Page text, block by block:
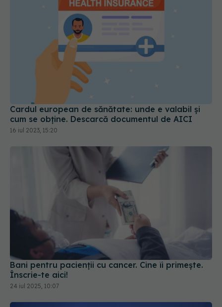
Cardul european de sănătate: unde e valabil și
cum se obține. Descarcă documentul de AICI
16 iul 2023, 15:20
Bani pentru pacienții cu cancer. Cine îi primește.
Înscrie-te aici!
24 iul 2025, 10:07